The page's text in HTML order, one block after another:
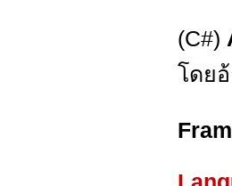
(C#)
โดย